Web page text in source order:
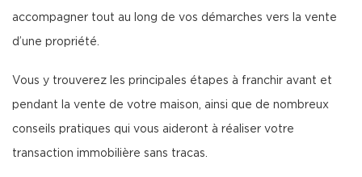
accompagner tout au long de vos démarches vers la vente
d’une propriété.
Vous y trouverez les principales étapes à franchir avant et
pendant la vente de votre maison, ainsi que de nombreux
conseils pratiques qui vous aideront à réaliser votre
transaction immobilière sans tracas.